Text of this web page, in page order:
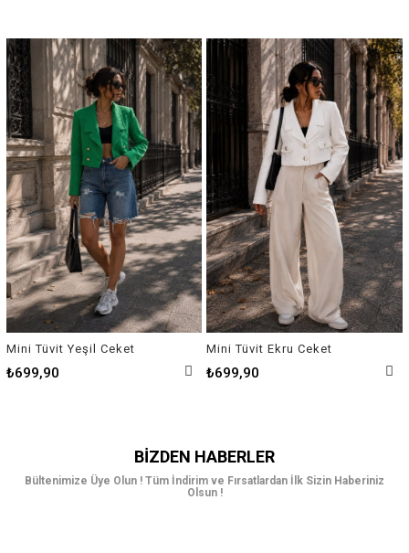
Mini Tüvit Yeşil Ceket
₺699,90
Mini Tüvit Ekru Ceket
₺699,90
BIZDEN HABERLER
Bültenimize Üye Olun ! Tüm İndirim ve Fırsatlardan İlk Sizin Haberiniz
Olsun !